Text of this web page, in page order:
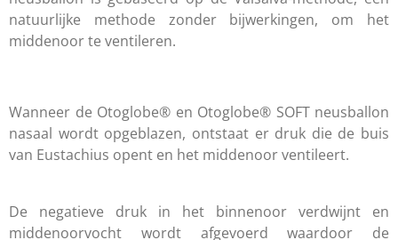
natuurlijke methode zonder bijwerkingen, om het
middenoor te ventileren.
Wanneer de Otoglobe® en Otoglobe® SOFT neusballon
nasaal wordt opgeblazen, ontstaat er druk die de buis
van Eustachius opent en het middenoor ventileert.
De negatieve druk in het binnenoor verdwijnt en
middenoorvocht wordt afgevoerd waardoor de